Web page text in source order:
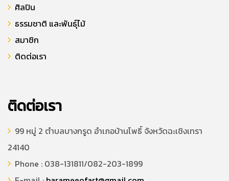
ศิลปิน
ธรรมชาติ และพันธุ์ไม้
สมาชิก
ติดต่อเรา
ติดต่อเรา
99 หมู่ 2 ตำบลบางกรูด อำเภอบ้านโพธิ์ จังหวัดฉะเชิงเทรา
24140
Phone : 038-131811/082-203-1899